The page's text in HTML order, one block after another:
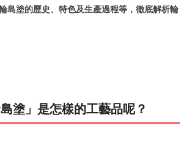
島塗的歷史、特色及生產過程等，徹底解析輪
塗」是怎樣的工藝品呢？